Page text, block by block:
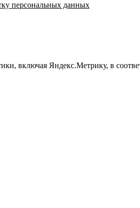
персональных данных
включая Яндекс.Метрику, в